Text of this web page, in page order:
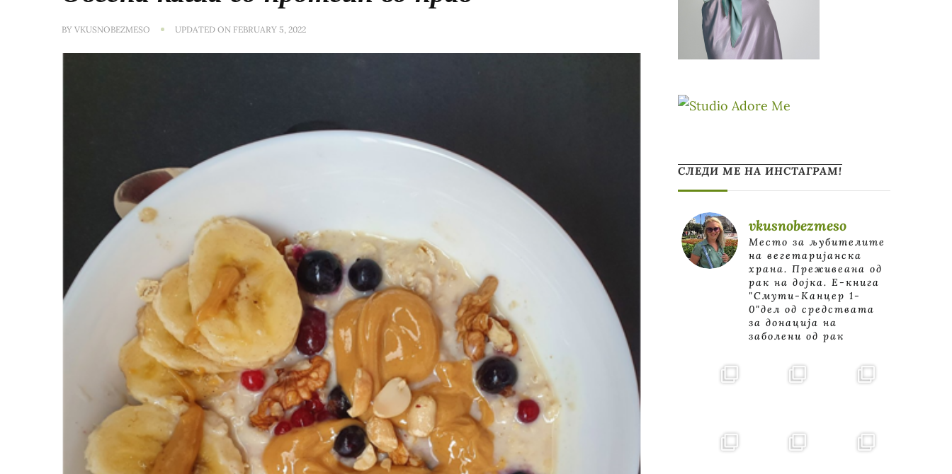
BYVKUSNOBEZMESO UPDATED ON FEBRUARY 5, 2022
СЛЕДИ МЕ НА ИНСТАГРАМ!
vkusnobezmeso
Место за љубителите
на вегетаријанска
храна. Преживеана од
рак на дојка. E-книга
"Смути-Канцер 1-
0"дел од средствата
за донација на
заболени од рак